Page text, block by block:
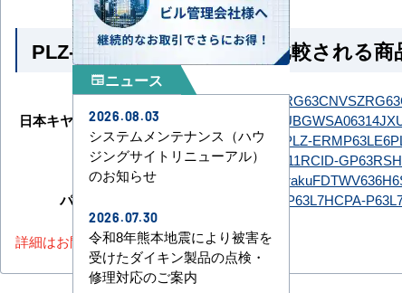
PLZ-ERMP63SLE6 とよく比較される商
ダイキン SZRG63CNTSZRG63CNV
日本キヤリア（旧：東芝）
GWSA06314JMUB
三菱電機
PLZ-ERMP63L6 PLZ-ERMP63LE6
日立
RCID-GP63RSH11RCID-
三菱重工
FDTWV636H6S-raku
パナソニック
PA-P63L7HCPA-
詳細はお問い合わせください。
newspaperニュース
2026.08.03
システムメンテナンス（ハウ
ジングサイトリニューアル）
のお知らせ
2026.07.30
令和8年熊本地震により被害を
受けたダイキン製品の点検・
修理対応のご案内